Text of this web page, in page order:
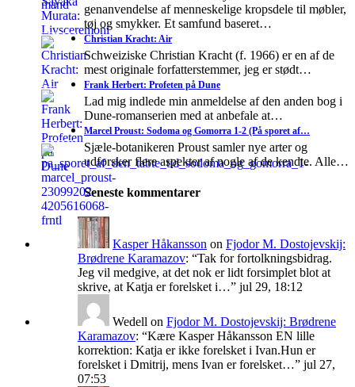
genanvendelse af menneskelige kropsdele til møbler,
tøj og smykker. Et samfund baseret…
Christian Kracht: Air
Schweiziske Christian Kracht (f. 1966) er en af de
mest originale forfatterstemmer, jeg er stødt…
Frank Herbert: Profeten på Dune
Lad mig indlede min anmeldelse af den anden bog i
Dune-romanserien med at anbefale at…
Marcel Proust: Sodoma og Gomorra 1-2 (På sporet af…
Sjæle-botanikeren Proust samler nye arter og
udforsker flere aspekter af nogle af de kendte. Alle…
Seneste kommentarer
Kasper Håkansson on Fjodor M. Dostojevskij:
Brødrene Karamazov: “Tak for fortolkningsbidrag.
Jeg vil medgive, at det nok er lidt forsimplet blot at
skrive, at Katja er forelsket i…” jul 29, 18:12
Wedell on Fjodor M. Dostojevskij: Brødrene
Karamazov: “Kære Kasper Håkansson EN lille
korrektion: Katja er ikke forelsket i Ivan.Hun er
forelsket i Dmitrij, mens Ivan er forelsket…” jul 27,
07:53